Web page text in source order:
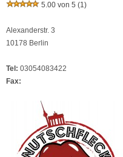
5.00 von 5 (1)
Alexanderstr. 3
10178 Berlin
Tel: 03054083422
Fax: